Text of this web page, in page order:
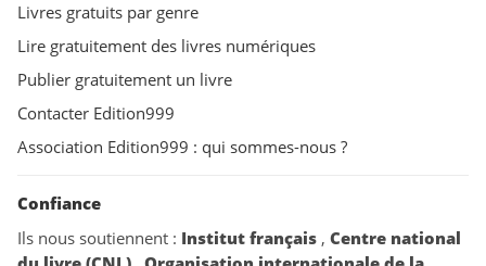
Livres gratuits par genre
Lire gratuitement des livres numériques
Publier gratuitement un livre
Contacter Edition999
Association Edition999 : qui sommes-nous ?
Confiance
Ils nous soutiennent : Institut français , Centre national